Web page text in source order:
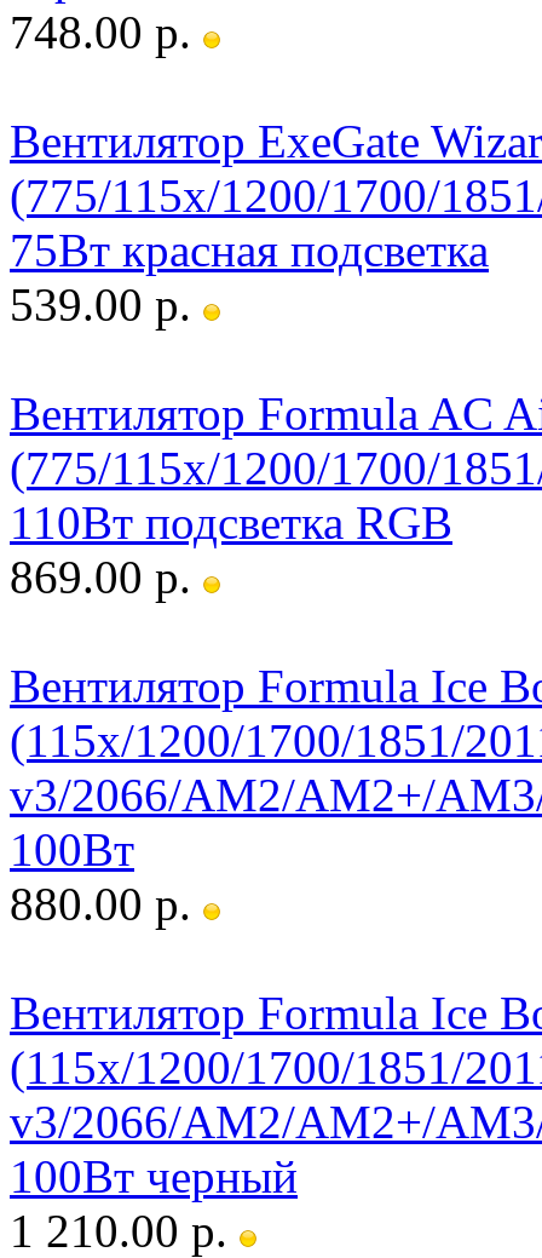
748.00 р.
Вентилятор ExeGate
(775/115x/1200/1700/
75Вт красная подсветка
539.00 р.
Вентилятор Formula AC
(775/115x/1200/1700/
110Вт подсветка RGB
869.00 р.
Вентилятор Formula Ice
(115x/1200/1700/1851/
v3/2066/AM2/AM2+/
100Вт
880.00 р.
Вентилятор Formula Ice
(115x/1200/1700/1851/
v3/2066/AM2/AM2+/
100Вт черный
1 210.00 р.